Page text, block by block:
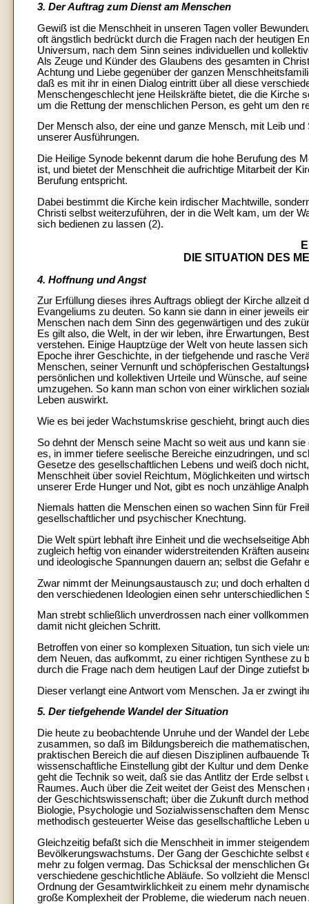
3. Der Auftrag zum Dienst am Menschen
Gewiß ist die Menschheit in unseren Tagen voller
oft ängstlich bedrückt durch die Fragen nach der heutigen
Universum, nach dem Sinn seines individuellen und
Als Zeuge und Künder des Glaubens des gesamten in
Achtung und Liebe gegenüber der ganzen
daß es mit ihr in einen Dialog eintritt über all diese
Menschengeschlecht jene Heilskräfte bietet, die die Kirche
um die Rettung der menschlichen Person, es geht um den
Der Mensch also, der eine und ganze Mensch, mit Leib
unserer Ausführungen.
Die Heilige Synode bekennt darum die hohe Berufung des
ist, und bietet der Menschheit die aufrichtige Mitarbeit der
Berufung entspricht.
Dabei bestimmt die Kirche kein irdischer Machtwille,
Christi selbst weiterzuführen, der in die Welt kam, um der
sich bedienen zu lassen (2).
DIE SITUATION DES
4. Hoffnung und Angst
Zur Erfüllung dieses ihres Auftrags obliegt der Kirche
Evangeliums zu deuten. So kann sie dann in einer jeweils
Menschen nach dem Sinn des gegenwärtigen und des
Es gilt also, die Welt, in der wir leben, ihre Erwartungen,
verstehen. Einige Hauptzüge der Welt von heute lassen
Epoche ihrer Geschichte, in der tiefgehende und rasche
Menschen, seiner Vernunft und schöpferischen
persönlichen und kollektiven Urteile und Wünsche, auf
umzugehen. So kann man schon von einer wirklichen
Leben auswirkt.
Wie es bei jeder Wachstumskrise geschieht, bringt auch
So dehnt der Mensch seine Macht so weit aus und kann
es, in immer tiefere seelische Bereiche einzudringen, und
Gesetze des gesellschaftlichen Lebens und weiß doch
Menschheit über soviel Reichtum, Möglichkeiten und
unserer Erde Hunger und Not, gibt es noch unzählige
Niemals hatten die Menschen einen so wachen Sinn für
gesellschaftlicher und psychischer Knechtung.
Die Welt spürt lebhaft ihre Einheit und die wechselseitige
zugleich heftig von einander widerstreitenden Kräften
und ideologische Spannungen dauern an; selbst die
Zwar nimmt der Meinungsaustausch zu; und doch erhalten
den verschiedenen Ideologien einen sehr unterschiedlichen
Man strebt schließlich unverdrossen nach einer
damit nicht gleichen Schritt.
Betroffen von einer so komplexen Situation, tun sich viele
dem Neuen, das aufkommt, zu einer richtigen Synthese zu
durch die Frage nach dem heutigen Lauf der Dinge zutiefst
Dieser verlangt eine Antwort vom Menschen. Ja er zwingt
5. Der tiefgehende Wandel der Situation
Die heute zu beobachtende Unruhe und der Wandel der
zusammen, so daß im Bildungsbereich die
praktischen Bereich die auf diesen Disziplinen aufbauende
wissenschaftliche Einstellung gibt der Kultur und dem
geht die Technik so weit, daß sie das Antlitz der Erde
Raumes. Auch über die Zeit weitet der Geist des
der Geschichtswissenschaft; über die Zukunft durch
Biologie, Psychologie und Sozialwissenschaften dem
methodisch gesteuerter Weise das gesellschaftliche Leben
Gleichzeitig befaßt sich die Menschheit in immer
Bevölkerungswachstums. Der Gang der Geschichte
mehr zu folgen vermag. Das Schicksal der menschlichen
verschiedene geschichtliche Abläufe. So vollzieht die
Ordnung der Gesamtwirklichkeit zu einem mehr
große Komplexheit der Probleme, die wiederum nach